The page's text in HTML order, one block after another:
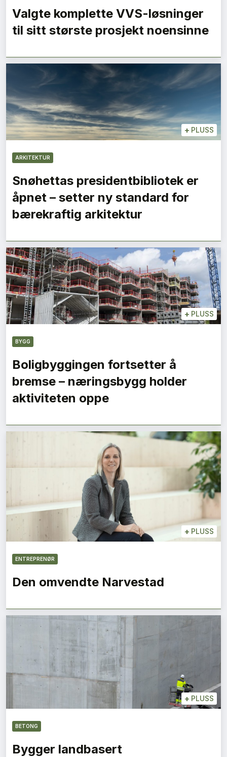
Valgte komplette VVS-løsninger
til sitt største prosjekt noensinne
+ PLUSS
ARKITEKTUR
Snøhettas presidentbibliotek er
åpnet – setter ny standard for
bærekraftig arkitektur
+ PLUSS
BYGG
Boligbyggingen fortsetter å
bremse – næringsbygg holder
aktiviteten oppe
+ PLUSS
ENTREPRENØR
Den omvendte Narvestad
+ PLUSS
BETONG
Bygger landbasert